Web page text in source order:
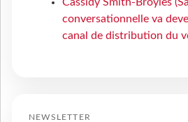
conversationnelle va
canal de distribution du
NEWSLETTER